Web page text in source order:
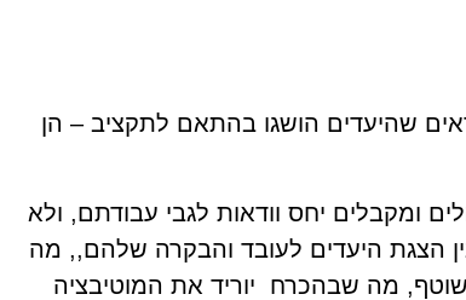
שהיעדים הושגו בהתאם לתקציב – הן
ומקבלים יחס וודאות לגבי עבודתם, ולא
הצגת היעדים לעובד והבקרה שלהם,, מה
מה שבהכרח יוריד את המוטיבציה